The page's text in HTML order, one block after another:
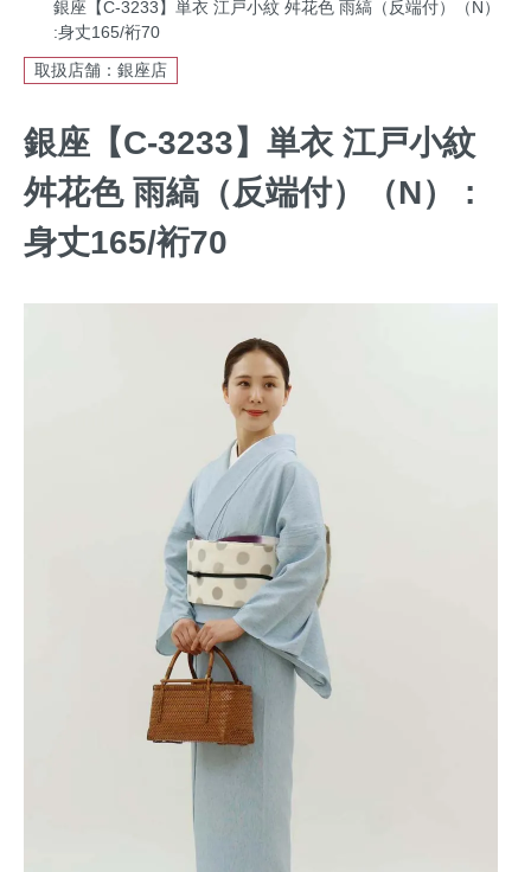
銀座【C-3233】単衣 江戸小紋 舛花色 雨縞（反端付）（N）
:身丈165/裄70
取扱店舗：銀座店
銀座【C-3233】単衣 江戸小紋
舛花色 雨縞（反端付）（N） :
身丈165/裄70